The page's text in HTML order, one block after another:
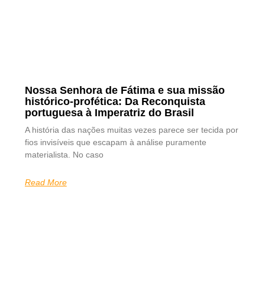
Nossa Senhora de Fátima e sua missão
histórico-profética: Da Reconquista
portuguesa à Imperatriz do Brasil
A história das nações muitas vezes parece ser tecida por
fios invisíveis que escapam à análise puramente
materialista. No caso
Read More